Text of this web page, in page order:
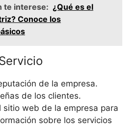
te interese: ¿Qué es el
Conoce los
de la empresa.
de los clientes.
sitio web de la empresa para
sobre los servicios